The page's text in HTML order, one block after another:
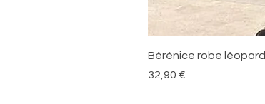
Bérénice robe léopard
Prix
32,90 €